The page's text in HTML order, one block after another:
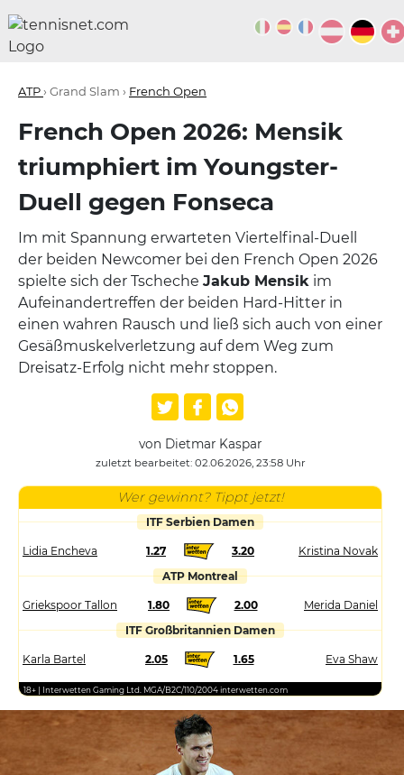
ATP› Grand Slam › French Open
French Open 2026: Mensik
triumphiert im Youngster-
Duell gegen Fonseca
Im mit Spannung erwarteten Viertelfinal-Duell
der beiden Newcomer bei den French Open 2026
spielte sich der Tscheche Jakub Mensik im
Aufeinandertreffen der beiden Hard-Hitter in
einen wahren Rausch und ließ sich auch von einer
Gesäßmuskelverletzung auf dem Weg zum
Dreisatz-Erfolg nicht mehr stoppen.
von Dietmar Kaspar
zuletzt bearbeitet: 02.06.2026, 23:58 Uhr
Wer gewinnt? Tippt jetzt!
ITF Serbien Damen
Lidia Encheva 1.27 3.20
Kristina Novak
ATP Montreal
Griekspoor Tallon 1.80 2.00
Merida Daniel
ITF Großbritannien Damen
Karla Bartel 2.05 1.65 Eva Shaw
18+ | Interwetten Gaming Ltd. MGA/B2C/110/2004 interwetten.com